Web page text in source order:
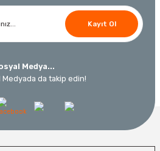
Kayıt Ol
Medya...
Medyada da takip edin!